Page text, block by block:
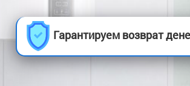
Гарантируем возврат